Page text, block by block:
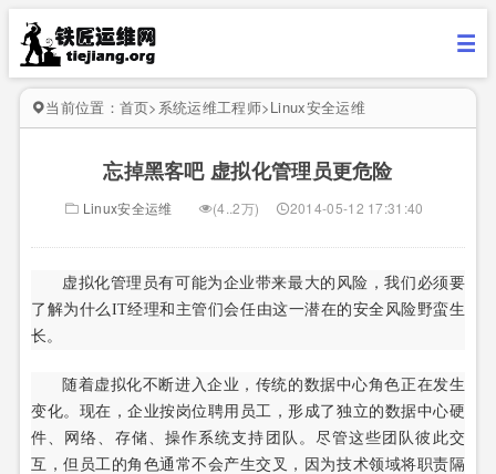
当前位置： 首页> 系统运维工程师>Linux安全运维
忘掉黑客吧 虚拟化管理员更危险
Linux安全运维 (4..2万) 2014-05-12 17:31:40
虚拟化管理员有可能为企业带来最大的风险，我们必须要
了解为什么IT经理和主管们会任由这一潜在的安全风险野蛮生
长。
随着虚拟化不断进入企业，传统的数据中心角色正在发生
变化。现在，企业按岗位聘用员工，形成了独立的数据中心硬
件、网络、存储、操作系统支持团队。尽管这些团队彼此交
互，但员工的角色通常不会产生交叉，因为技术领域将职责隔